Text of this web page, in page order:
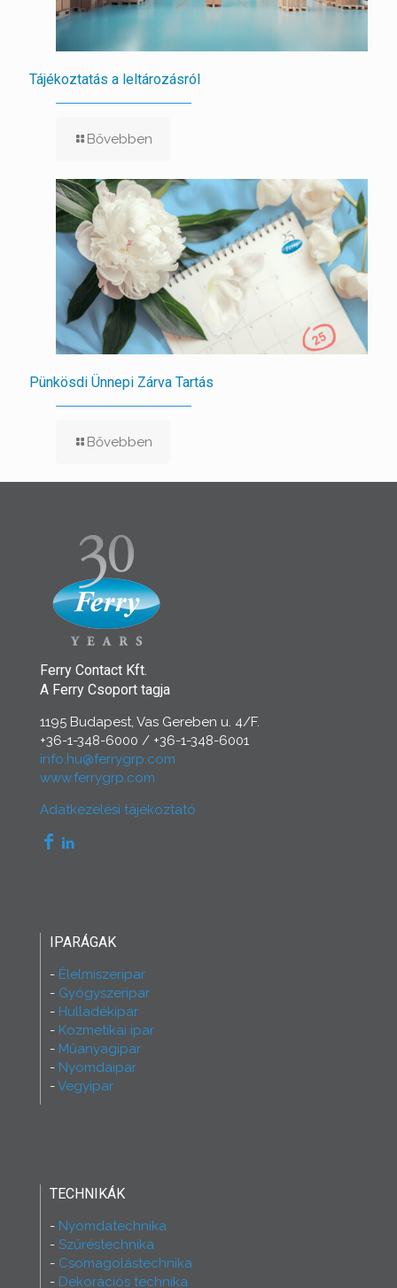
Tájékoztatás a leltározásról
Bővebben
Pünkösdi Ünnepi Zárva Tartás
Bővebben
Ferry Contact Kft.
A Ferry Csoport tagja
1195 Budapest, Vas Gereben u. 4/F.
+36-1-348-6000 / +36-1-348-6001
info.hu@ferrygrp.com
www.ferrygrp.com
Adatkezelési tájékoztató
IPARÁGAK
Élelmiszeripar
Gyógyszeripar
Hulladékipar
Kozmetikai ipar
Műanyagipar
Nyomdaipar
Vegyipar
TECHNIKÁK
Nyomdatechnika
Szűréstechnika
Csomagolástechnika
Dekorációs technika